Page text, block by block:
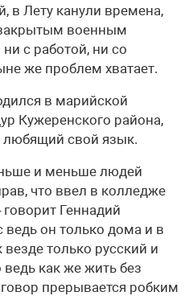
в Лету канули времена,
военным
с работой, ни со
же проблем хватает.
в марийской
Кужеренского района,
свой язык.
и меньше людей
что ввел в колледже
Геннадий
ведь он только дома и в
везде только русский и
как же жить без
прерывается робким